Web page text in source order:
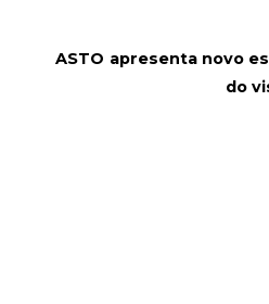
ASTO apresenta novo
do